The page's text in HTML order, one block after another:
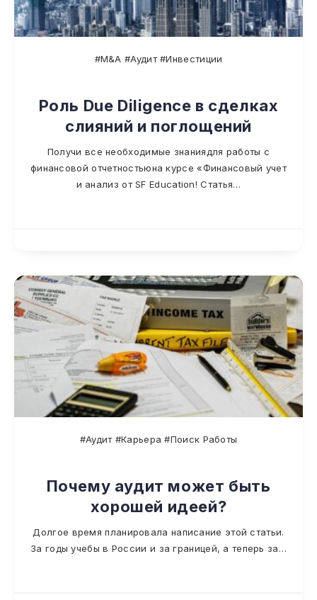
#M&A #Аудит #Инвестиции
Роль Due Diligence в сделках
слияний и поглощений
Получи все необходимые знаниядля работы с
финансовой отчетностьюна курсе «Финансовый учет
и анализ от SF Education! Статья…
#Аудит #Карьера #Поиск Работы
Почему аудит может быть
хорошей идеей?
Долгое время планировала написание этой статьи.
За годы учебы в России и за границей, а теперь за…